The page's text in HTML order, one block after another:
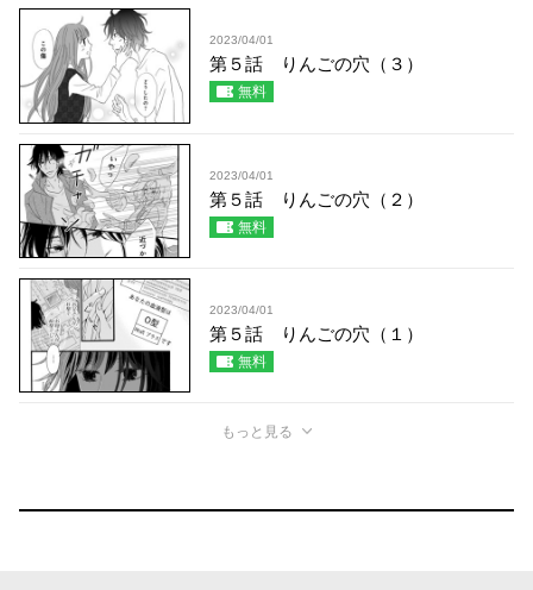
2023/04/01
第５話 りんごの穴（３）
無料
2023/04/01
第５話 りんごの穴（２）
無料
2023/04/01
第５話 りんごの穴（１）
無料
もっと見る